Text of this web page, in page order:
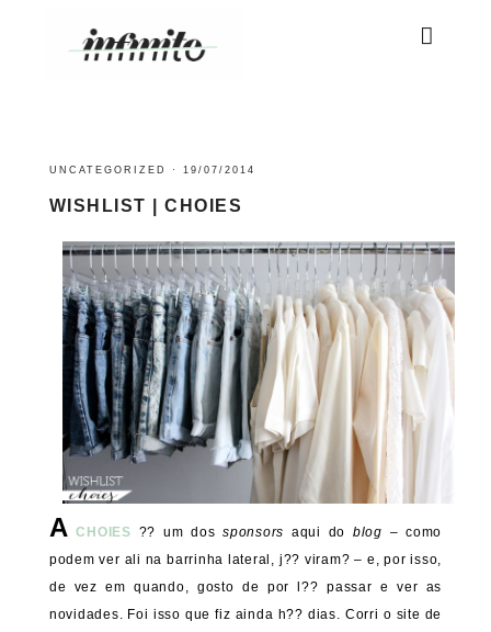
UNCATEGORIZED · 19/07/2014
WISHLIST | CHOIES
A CHOIES ?? um dossponsors aqui do blog – como
podem ver ali na barrinha lateral, j?? viram? – e, por isso,
de vez em quando, gosto de por l?? passar e ver as
novidades. Foi isso que fiz ainda h?? dias. Corri o site de